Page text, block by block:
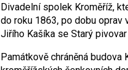
Divadelní spolek Kroměříž,
do roku 1863, po dobu oprav
Jiřího Kašíka se Starý
Památkově chráněná